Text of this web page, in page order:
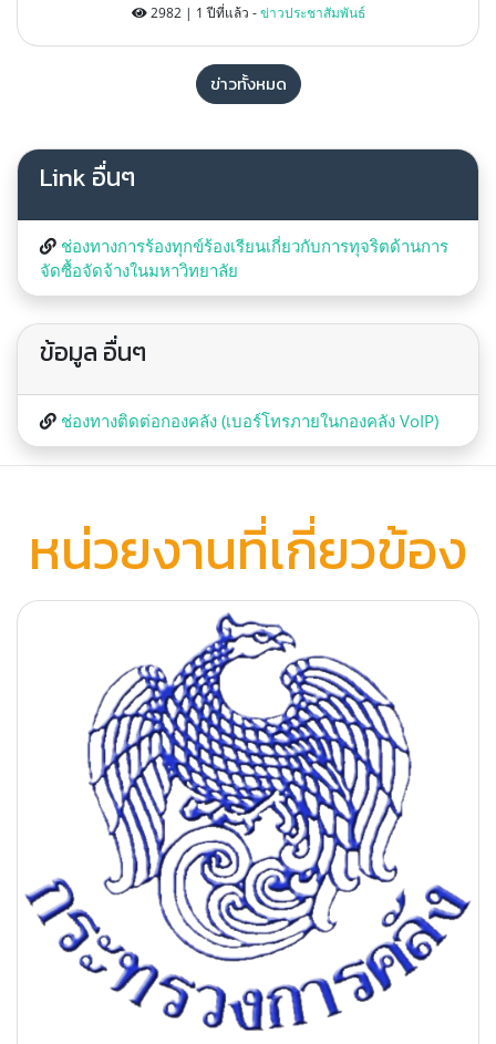
2982 | 1 ปีที่แล้ว -ข่าวประชาสัมพันธ์
ข่าวทั้งหมด
Link อื่นๆ
ช่องทางการร้องทุกข์ร้องเรียนเกี่ยวกับการทุจริตด้านการ
จัดซื้อจัดจ้างในมหาวิทยาลัย
ข้อมูล อื่นๆ
ช่องทางติดต่อกองคลัง (เบอร์โทรภายในกองคลัง VoIP)
หน่วยงานที่เกี่ยวข้อง